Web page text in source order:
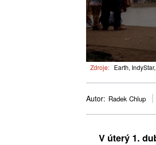
Zdroje: Earth,
Autor: Radek Chlup
V úterý 1.